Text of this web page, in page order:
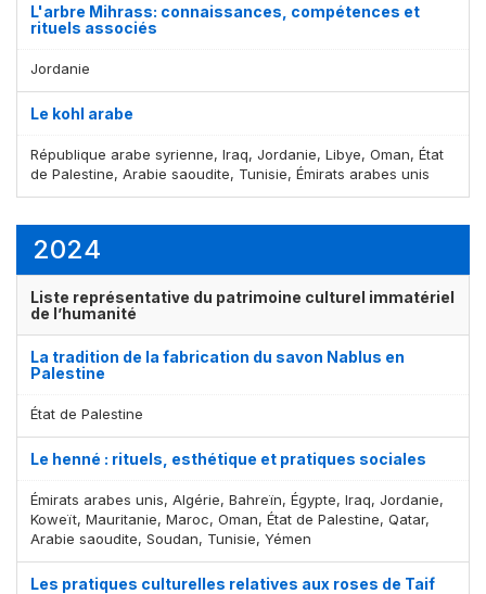
L'arbre Mihrass: connaissances, compétences et
rituels associés
Jordanie
Le kohl arabe
République arabe syrienne, Iraq, Jordanie, Libye, Oman, État
de Palestine, Arabie saoudite, Tunisie, Émirats arabes unis
2024
Liste représentative du patrimoine culturel immatériel
de l’humanité
La tradition de la fabrication du savon Nablus en
Palestine
État de Palestine
Le henné : rituels, esthétique et pratiques sociales
Émirats arabes unis, Algérie, Bahreïn, Égypte, Iraq, Jordanie,
Koweït, Mauritanie, Maroc, Oman, État de Palestine, Qatar,
Arabie saoudite, Soudan, Tunisie, Yémen
Les pratiques culturelles relatives aux roses de Taif